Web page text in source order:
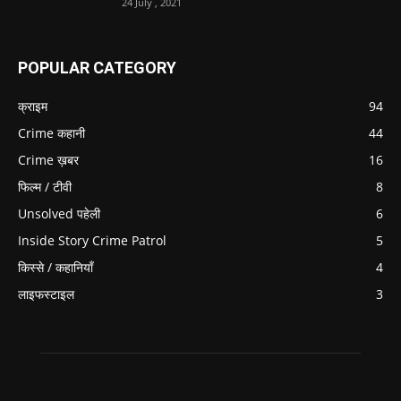
POPULAR CATEGORY
क्राइम
94
Crime कहानी
44
Crime ख़बर
16
फिल्म / टीवी
8
Unsolved पहेली
6
Inside Story Crime Patrol
5
किस्से / कहानियाँ
4
लाइफस्टाइल
3